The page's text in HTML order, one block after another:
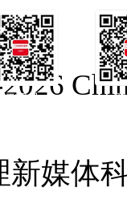
订阅号
媒体